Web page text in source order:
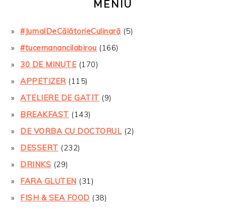
MENIU
#JurnalDeCălătorieCulinară (5)
#tucemanancilabirou (166)
30 DE MINUTE(170)
APPETIZER(115)
ATELIERE DE GATIT (9)
BREAKFAST (143)
DE VORBA CU DOCTORUL (2)
DESSERT (232)
DRINKS (29)
FARA GLUTEN (31)
FISH & SEA FOOD (38)